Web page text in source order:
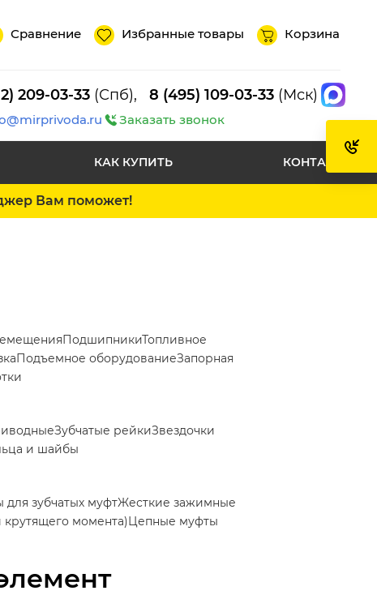
Сравнение Избранные товары Корзина
209-03-33 (Спб), 8 (495) 109-03-33 (Мск)
Заказать звонок
КАК КУПИТЬ КОНТАКТЫ
Вам поможет!
ПодшипникиТопливное
Подъемное оборудованиеЗапорная
Зубчатые рейкиЗвездочки
и шайбы
для зубчатых муфтЖесткие зажимные
момента)Цепные муфты